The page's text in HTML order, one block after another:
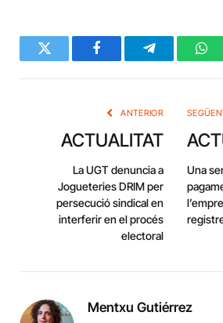
Twitter FacebookTelegram
ANTERIOR
ACTUALITAT
La UGT denuncia a
Jogueteries DRIM per
persecució sindical en
interferir en el procés
electoral
Una
Mentxu Gutiérrez